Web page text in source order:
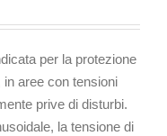
per la protezione
aree con tensioni
prive di disturbi.
la tensione di